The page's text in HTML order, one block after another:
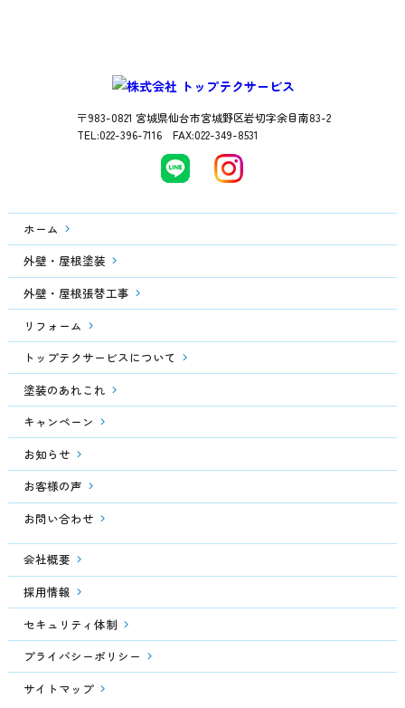
〒983-0821 宮城県仙台市宮城野区岩切字余目南83-2
TEL:022-396-7116 FAX:022-349-8531
ホーム
外壁・屋根塗装
外壁・屋根張替工事
リフォーム
トップテクサービスについて
塗装のあれこれ
キャンペーン
お知らせ
お客様の声
お問い合わせ
会社概要
採用情報
セキュリティ体制
プライバシーポリシー
サイトマップ